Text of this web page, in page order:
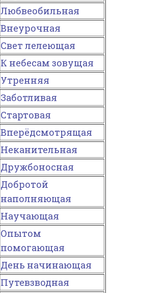
Любвеобильная
Внеурочная
Свет лелеющая
К небесам зовущая
Утренняя
Заботливая
Стартовая
Вперёдсмотрящая
Неканительная
Дружбоносная
Добротой
наполняющая
Научающая
Опытом
помогающая
День начинающая
Путевзводная